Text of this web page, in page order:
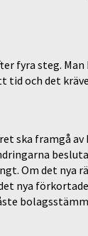
fyra steg. Man
tid och det
ska framgå
Om det nya
nya